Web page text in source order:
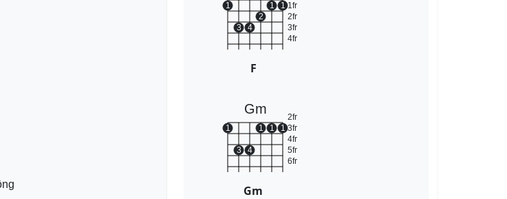
1fr
2fr
3fr
4fr
1
3 4
2
1 1
F
Gm
2fr
3fr
4fr
5fr
6fr
1
3 4
1 1 1
Gm